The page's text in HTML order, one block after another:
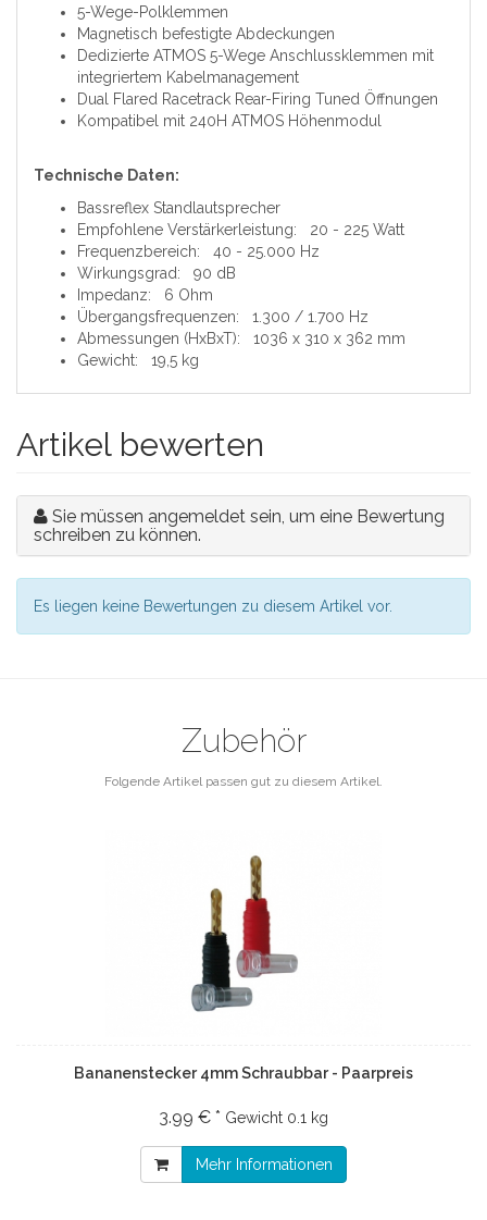
5-Wege-Polklemmen
Magnetisch befestigte Abdeckungen
Dedizierte ATMOS 5-Wege Anschlussklemmen mit
integriertem Kabelmanagement
Dual Flared Racetrack Rear-Firing Tuned Öffnungen
Kompatibel mit 240H ATMOS Höhenmodul
Technische Daten:
Bassreflex Standlautsprecher
Empfohlene Verstärkerleistung: 20 - 225 Watt
Frequenzbereich: 40 - 25.000 Hz
Wirkungsgrad: 90 dB
Impedanz: 6 Ohm
Übergangsfrequenzen: 1.300 / 1.700 Hz
Abmessungen (HxBxT): 1036 x 310 x 362 mm
Gewicht: 19,5 kg
Artikel bewerten
Sie müssen angemeldet sein, um eine Bewertung
schreiben zu können.
Es liegen keine Bewertungen zu diesem Artikel vor.
Zubehör
Folgende Artikel passen gut zu diesem Artikel.
Bananenstecker 4mm Schraubbar - Paarpreis
3.99 € * Gewicht 0.1 kg
Mehr Informationen